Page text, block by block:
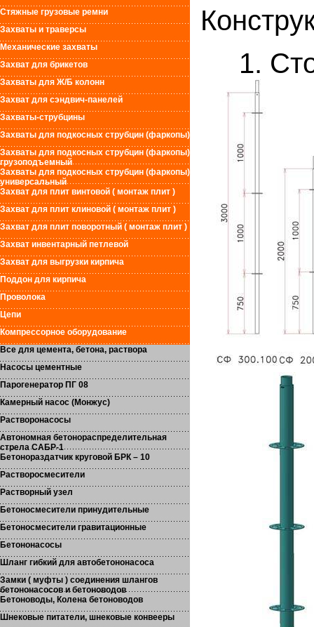
Стяжные грузовые ремни
Захваты и траверсы
Механические захваты
Захват для брикетов
Захваты для Ж/Б колонн
Захват для сэндвич-панелей
Захваты-струбцины
Захваты для подкосных струбцин (фаркопы)
Захваты для подкосных струбцин (фаркопы)
грузоподъемный
Захваты для подкосных струбцин (фаркопы)
универсальный
Захват для плит винтовой ( монтаж плит )
Захват для плит клиновой ( монтаж плит )
Захват для плит поворотный ( монтаж плит )
Захват инвентарный петлевой
Захват для выгрузки кирпича
Поддон для кирпича
Проволока
Цепи
Компрессорное оборудование
Все для цемента, бетона, раствора
Насосы цементные
Парогенератор ПГ 08
Камерный насос (Монжус)
Растворонасосы
Автономная бетонораспределительная
стрела САБР-1
Бетонораздатчик круговой БРК – 10
Растворосмесители
Растворный узел
Бетоносмесители принудительные
Бетоносмесители гравитационные
Бетононасосы
Шланг гибкий для автобетононасоса
Замки ( муфты ) соединения шлангов
бетононасосов и бетоноводов
Бетоноводы, Колена бетоноводов
Шнековые питатели, шнековые конвееры
1.